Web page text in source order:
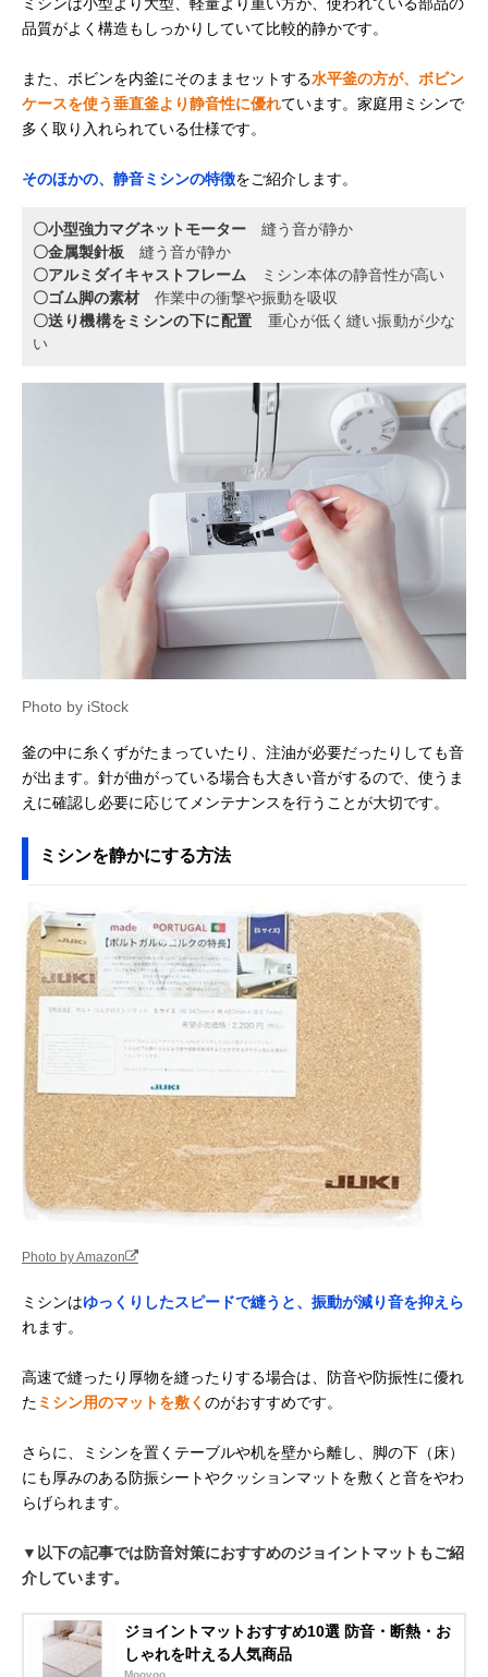
ミシンは小型より大型、軽量より重い方が、使われている部品の
品質がよく構造もしっかりしていて比較的静かです。
また、ボビンを内釜にそのままセットする水平釜の方が、ボビン
ケースを使う垂直釜より静音性に優れています。家庭用ミシンで
多く取り入れられている仕様です。
そのほかの、静音ミシンの特徴をご紹介します。
〇小型強力マグネットモーター 縫う音が静か
〇金属製針板 縫う音が静か
〇アルミダイキャストフレーム ミシン本体の静音性が高い
〇ゴム脚の素材 作業中の衝撃や振動を吸収
〇送り機構をミシンの下に配置 重心が低く縫い振動が少な
い
Photo by iStock
釜の中に糸くずがたまっていたり、注油が必要だったりしても音
が出ます。針が曲がっている場合も大きい音がするので、使うま
えに確認し必要に応じてメンテナンスを行うことが大切です。
ミシンを静かにする方法
Photo by Amazon
ミシンはゆっくりしたスピードで縫うと、振動が減り音を抑えら
れます。
高速で縫ったり厚物を縫ったりする場合は、防音や防振性に優れ
た ミシン用のマットを敷く のがおすすめです。
さらに、ミシンを置くテーブルや机を壁から離し、脚の下（床）
にも厚みのある防振シートやクッションマットを敷くと音をやわ
らげられます。
▼以下の記事では防音対策におすすめのジョイントマットもご紹
介しています。
ジョイントマットおすすめ10選 防音・断熱・お
しゃれを叶える人気商品
Moovoo